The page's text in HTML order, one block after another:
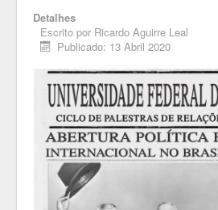
Detalhes
Escrito por Ricardo Aguirre Leal
Publicado: 13 Abril 2020